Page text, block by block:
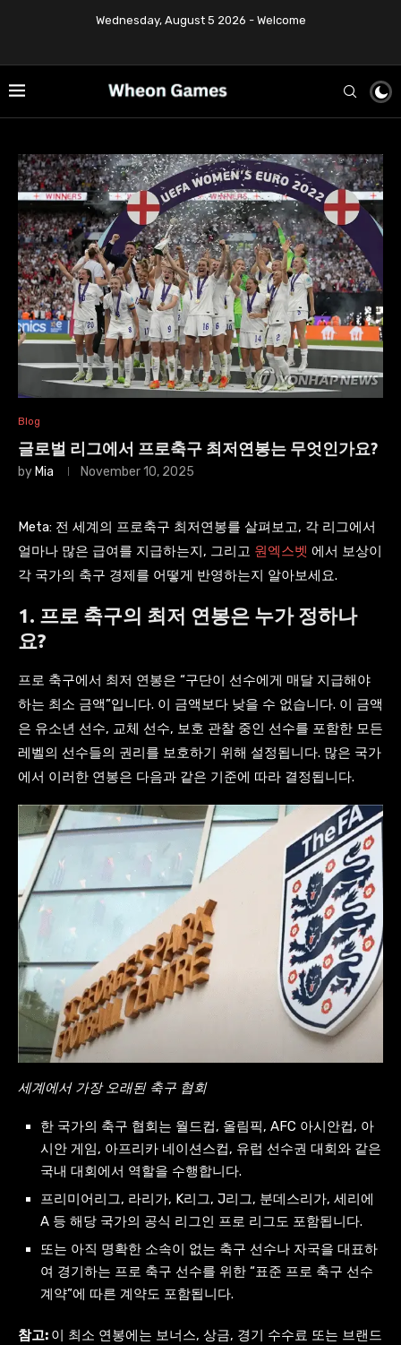
Wednesday, August 5 2026 - Welcome
Blog
글로벌 리그에서 프로축구 최저연봉는 무엇인가요?
by Mia November 10, 2025
Meta: 전 세계의 프로축구 최저연봉를 살펴보고, 각 리그에서
얼마나 많은 급여를 지급하는지, 그리고 원엑스벳 에서 보상이
각 국가의 축구 경제를 어떻게 반영하는지 알아보세요.
1. 프로 축구의 최저 연봉은 누가 정하나
요?
프로 축구에서 최저 연봉은 “구단이 선수에게 매달 지급해야
하는 최소 금액”입니다. 이 금액보다 낮을 수 없습니다. 이 금액
은 유소년 선수, 교체 선수, 보호 관찰 중인 선수를 포함한 모든
레벨의 선수들의 권리를 보호하기 위해 설정됩니다. 많은 국가
에서 이러한 연봉은 다음과 같은 기준에 따라 결정됩니다.
세계에서 가장 오래된 축구 협회
한 국가의 축구 협회는 월드컵, 올림픽, AFC 아시안컵, 아
시안 게임, 아프리카 네이션스컵, 유럽 선수권 대회와 같은
국내 대회에서 역할을 수행합니다.
프리미어리그, 라리가, K리그, J리그, 분데스리가, 세리에
A 등 해당 국가의 공식 리그인 프로 리그도 포함됩니다.
또는 아직 명확한 소속이 없는 축구 선수나 자국을 대표하
여 경기하는 프로 축구 선수를 위한 “표준 프로 축구 선수
계약”에 따른 계약도 포함됩니다.
참고: 이 최소 연봉에는 보너스, 상금, 경기 수수료 또는 브랜드